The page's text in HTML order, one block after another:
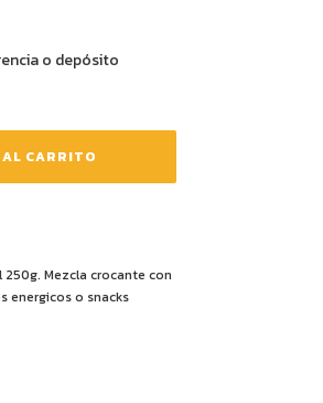
o depósito
Mezcla crocante con
energicos o snacks